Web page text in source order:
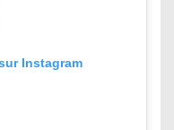
Instagram